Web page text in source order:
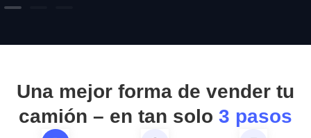
Una mejor forma de vender tu
camión – en tan solo 3 pasos